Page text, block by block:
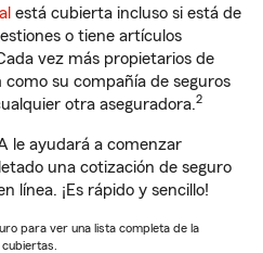
está cubierta incluso si está de
o tiene artículos
vez más propietarios de
su compañía de seguros
otra aseguradora.2
le ayudará a comenzar
una cotización de seguro
línea. ¡Es rápido y sencillo!
para ver una lista completa de la